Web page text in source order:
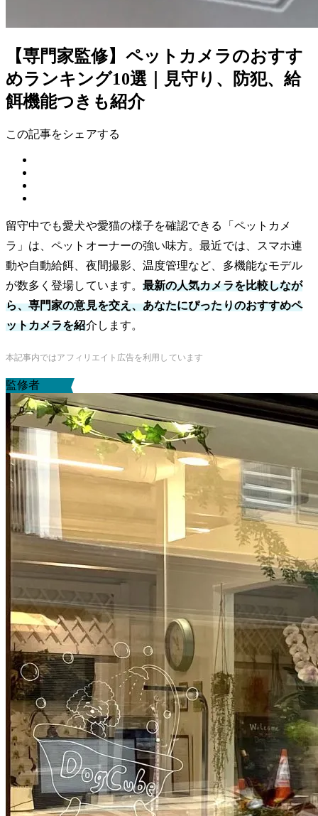
【専門家監修】ペットカメラのおすす
めランキング10選｜見守り、防犯、給
餌機能つきも紹介
この記事をシェアする
留守中でも愛犬や愛猫の様子を確認できる「ペットカメ
ラ」は、ペットオーナーの強い味方。最近では、スマホ連
動や自動給餌、夜間撮影、温度管理など、多機能なモデル
が数多く登場しています。 最新の人気カメラを比較しなが
ら、専門家の意見を交え、あなたにぴったりのおすすめペ
ットカメラを紹介します。
本記事内ではアフィリエイト広告を利用しています
監修者